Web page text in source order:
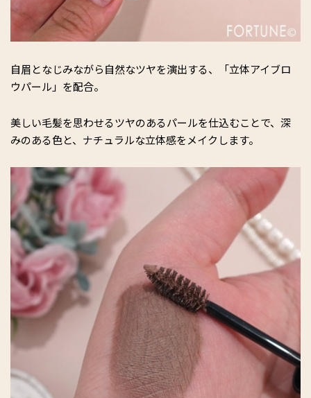
自眉となじみながら自然なツヤを演出する、「立体アイブロ
ウパール」を配合。
美しい毛髪を思わせるツヤのあるパールを仕込むことで、深
みのある色と、ナチュラルな立体感をメイクします。